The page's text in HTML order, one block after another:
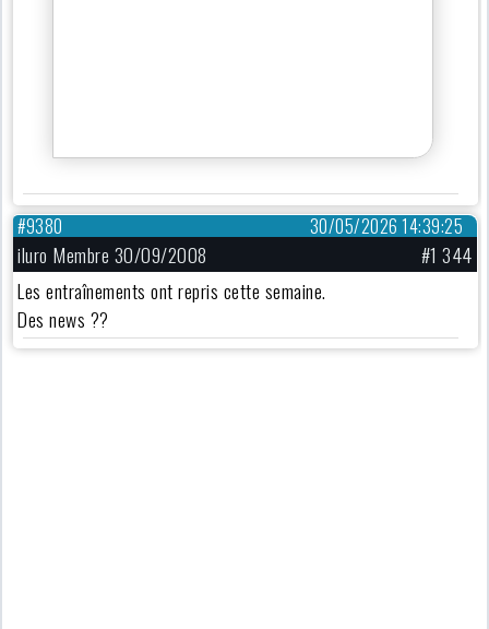
30/05/2026 14:39:25
#9380
iluro Membre 30/09/2008
#1 344
Les entraînements ont repris cette semaine.
Des news ??